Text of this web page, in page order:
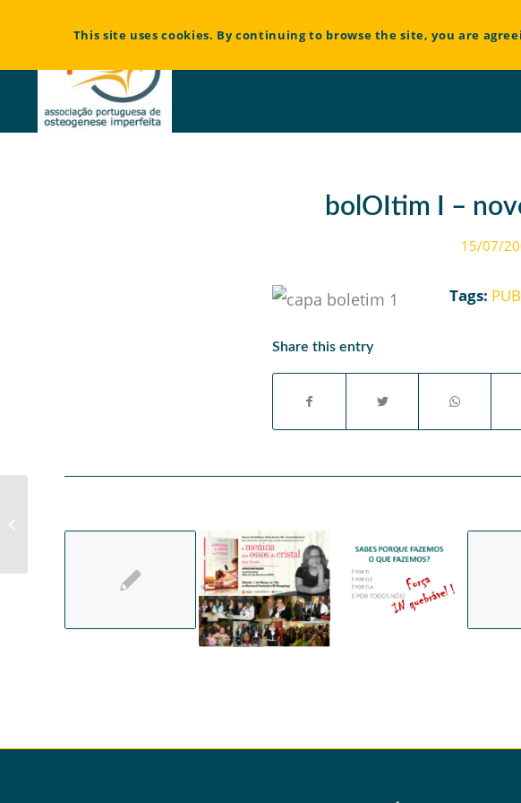
bolOItim I –
15/07/
Tags:
Share this entry
This site uses cookies. By continuing to browse the site, you are